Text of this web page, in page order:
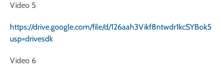
Video 5
https://drive.google.com/file/d/
usp=drivesdk
Video 6